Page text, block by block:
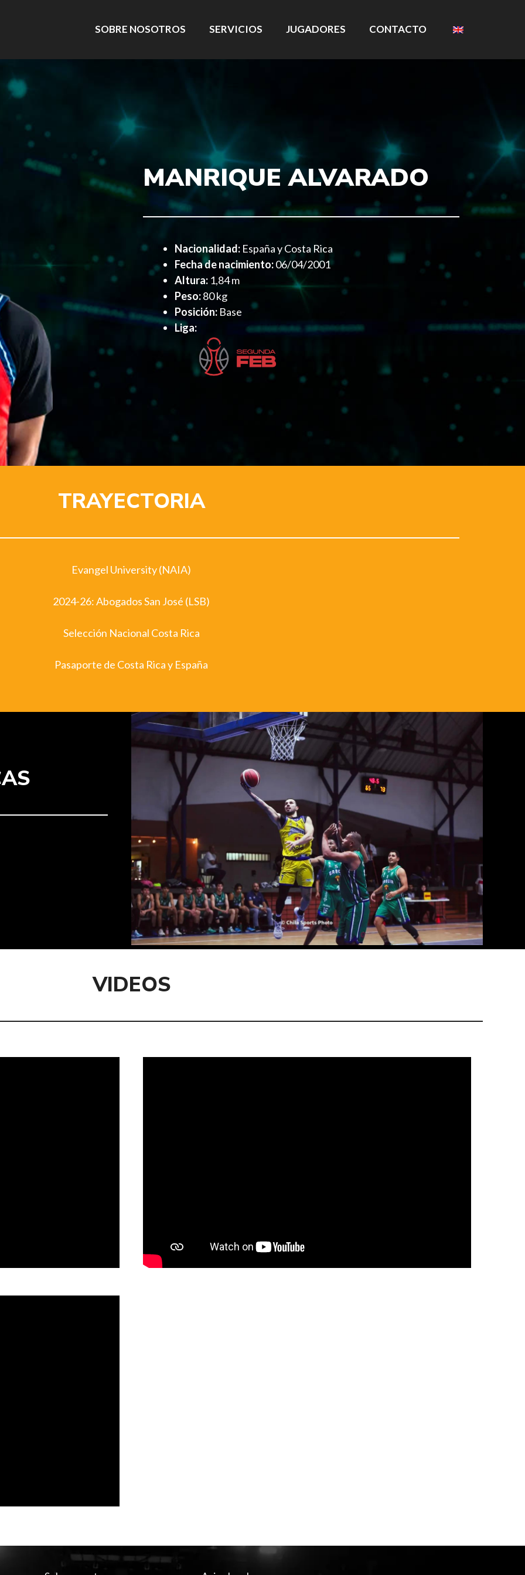
SOBRE NOSOTROS SERVICIOS JUGADORES CONTACTO
MANRIQUE ALVARADO
Nacionalidad: España y Costa Rica
Fecha de nacimiento:06/04/2001
Altura: 1,84 m
Peso:80 kg
Posición: Base
Liga:
TRAYECTORIA
Evangel University (NAIA)
2024-26: Abogados San José (LSB)
Selección Nacional Costa Rica
Pasaporte de Costa Rica y España
VIDEOS